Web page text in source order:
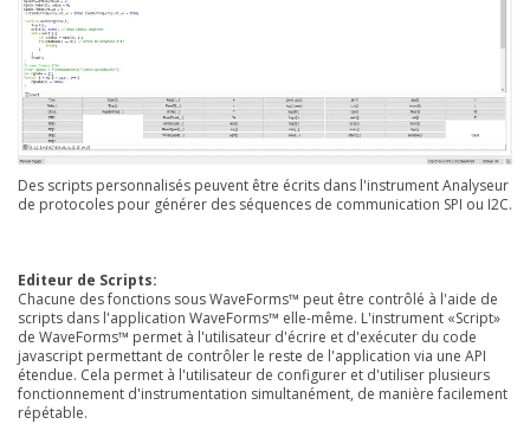
Des scripts personnalisés peuvent être écrits dans l'instrument Analyseur
de protocoles pour générer des séquences de communication SPI ou I2C.
Editeur de Scripts:
Chacune des fonctions sous WaveForms™ peut être contrôlé à l'aide de
scripts dans l'application WaveForms™ elle-même. L'instrument «Script»
de WaveForms™ permet à l'utilisateur d'écrire et d'exécuter du code
javascript permettant de contrôler le reste de l'application via une API
étendue. Cela permet à l'utilisateur de configurer et d'utiliser plusieurs
fonctionnement d'instrumentation simultanément, de manière facilement
répétable.